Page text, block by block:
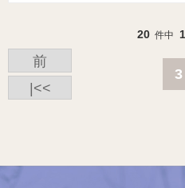
20 件中
|<<
前
3